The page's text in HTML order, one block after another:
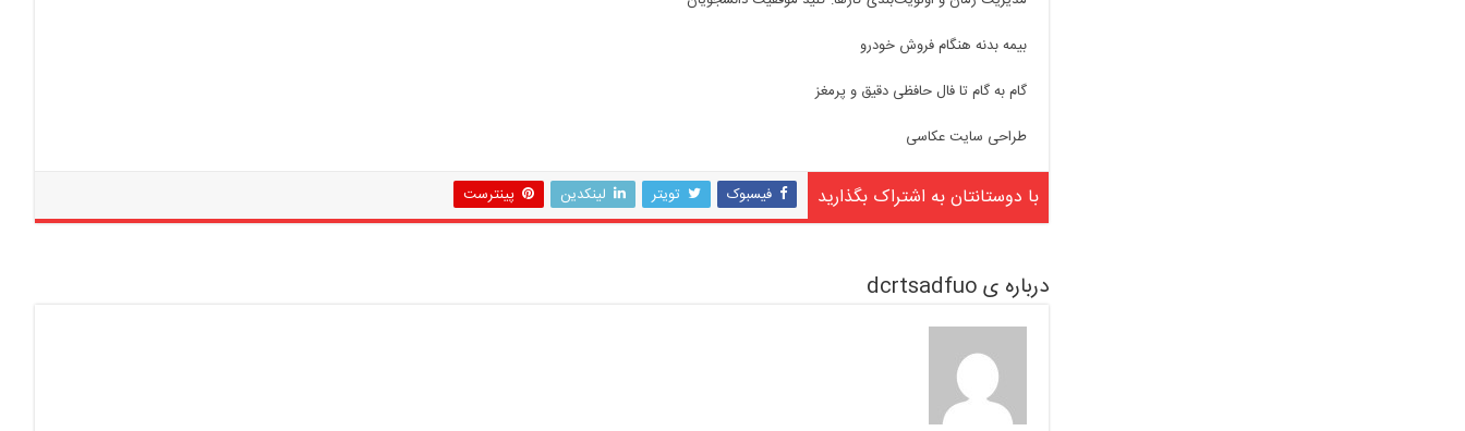
بیمه بدنه هنگام فروش خودرو
گام به گام تا فال حافظی دقیق و پرمغز
طراحی سایت عکاسی
با دوستانتان به اشتراک بگذارید فیسبوک تویتر لینکدین پینترست
درباره ی dcrtsadfuo